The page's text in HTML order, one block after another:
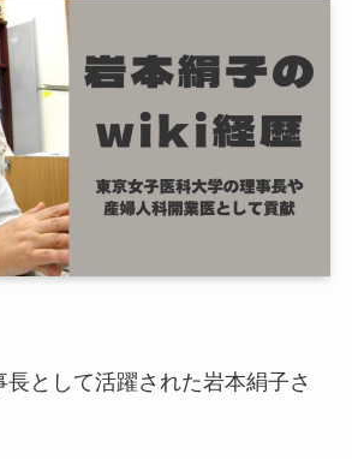
として活躍された岩本絹子さ